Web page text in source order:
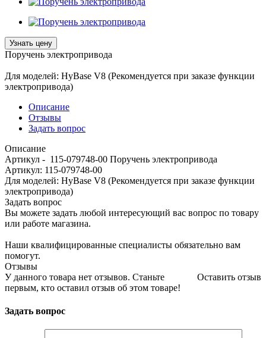
Узнать цену
Поручень электропривода
Для моделей: HyBase V8 (Рекомендуется при заказе функции
электропривода)
Описание
Отзывы
Задать вопрос
Описание
Артикул - 115-079748-00 Поручень электропривода
Артикул: 115-079748-00
Для моделей: HyBase V8 (Рекомендуется при заказе функции
электропривода)
Задать вопрос
Вы можете задать любой интересующий вас вопрос по товару
или работе магазина.
Наши квалифицированные специалисты обязательно вам
помогут.
Отзывы
Оставить отзыв
У данного товара нет отзывов. Станьте
первым, кто оставил отзыв об этом товаре!
Задать вопрос